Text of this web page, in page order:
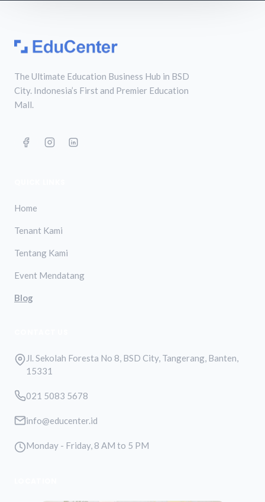
The Ultimate Education Business Hub in BSD
City. Indonesia’s First and Premier Education
Mall.
Home
Tenant Kami
Tentang Kami
Event Mendatang
Blog
Jl. Sekolah Foresta No 8, BSD City, Tangerang, Banten,
15331
021 5083 5678
info@educenter.id
Monday - Friday, 8 AM to 5 PM